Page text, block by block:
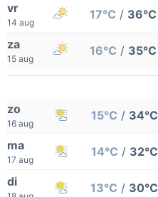
vr
14 aug
17°C / 36°C
za
15 aug
16°C / 35°C
zo
16 aug
15°C / 34°C
ma
17 aug
14°C / 32°C
di 13°C / 30°C